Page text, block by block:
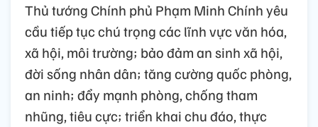
Thủ tướng Chính phủ Phạm Minh Chính yêu
cầu tiếp tục chú trọng các lĩnh vực văn hóa,
xã hội, môi trường; bảo đảm an sinh xã hội,
đời sống nhân dân; tăng cường quốc phòng,
an ninh; đẩy mạnh phòng, chống tham
nhũng, tiêu cực; triển khai chu đáo, thực